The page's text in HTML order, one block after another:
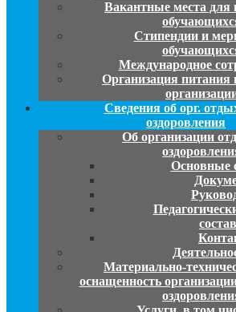
Вакантные места для
Стипендии и
Международное
Организация питания
Сведения об орг.
оздоровления
Об организации
Основные
состав
Материально-
оснащенность